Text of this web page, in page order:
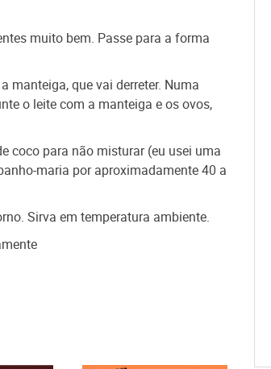
muito bem. Passe para a forma
manteiga, que vai derreter. Numa
o leite com a manteiga e os ovos,
coco para não misturar (eu usei uma
maria por aproximadamente 40 a
Sirva em temperatura ambiente.